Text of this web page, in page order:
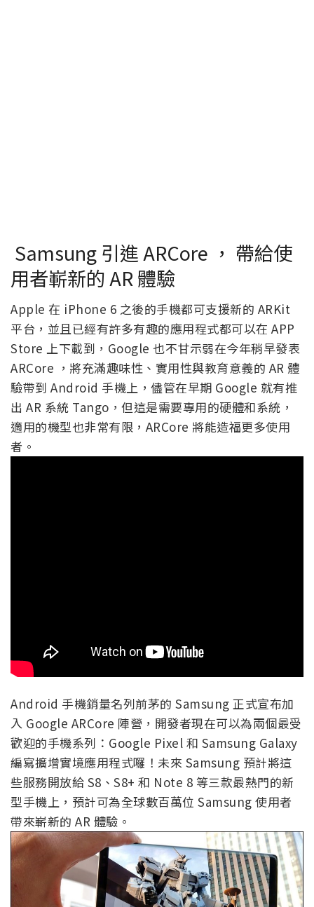
Samsung 引進 ARCore ， 帶給使
用者嶄新的 AR 體驗
Apple 在 iPhone 6 之後的手機都可支援新的 ARKit
平台，並且已經有許多有趣的應用程式都可以在 APP
Store 上下載到，Google 也不甘示弱在今年稍早發表
ARCore ，將充滿趣味性、實用性與教育意義的 AR 體
驗帶到 Android 手機上，儘管在早期 Google 就有推
出 AR 系統 Tango，但這是需要專用的硬體和系統，
適用的機型也非常有限，ARCore 將能造福更多使用
者。
Android 手機銷量名列前茅的 Samsung 正式宣布加
入 Google ARCore 陣營，開發者現在可以為兩個最受
歡迎的手機系列：Google Pixel 和 Samsung Galaxy
編寫擴增實境應用程式囉！未來 Samsung 預計將這
些服務開放給 S8、S8+ 和 Note 8 等三款最熱門的新
型手機上，預計可為全球數百萬位 Samsung 使用者
帶來嶄新的 AR 體驗。